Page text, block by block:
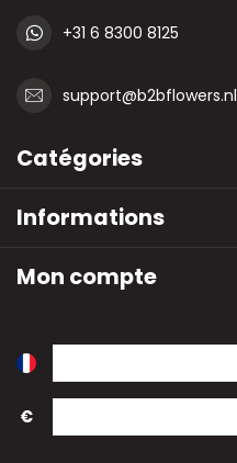
+31 6 8300 8125
support@b2bflowers.nl
Catégories
Informations
Mon compte
€